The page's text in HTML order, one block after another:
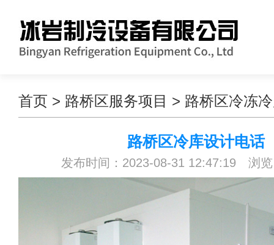
首页 > 路桥区服务项目 > 路桥区冷冻
路桥区冷库设计电话
发布时间：2023-08-31 12:47:19 浏览